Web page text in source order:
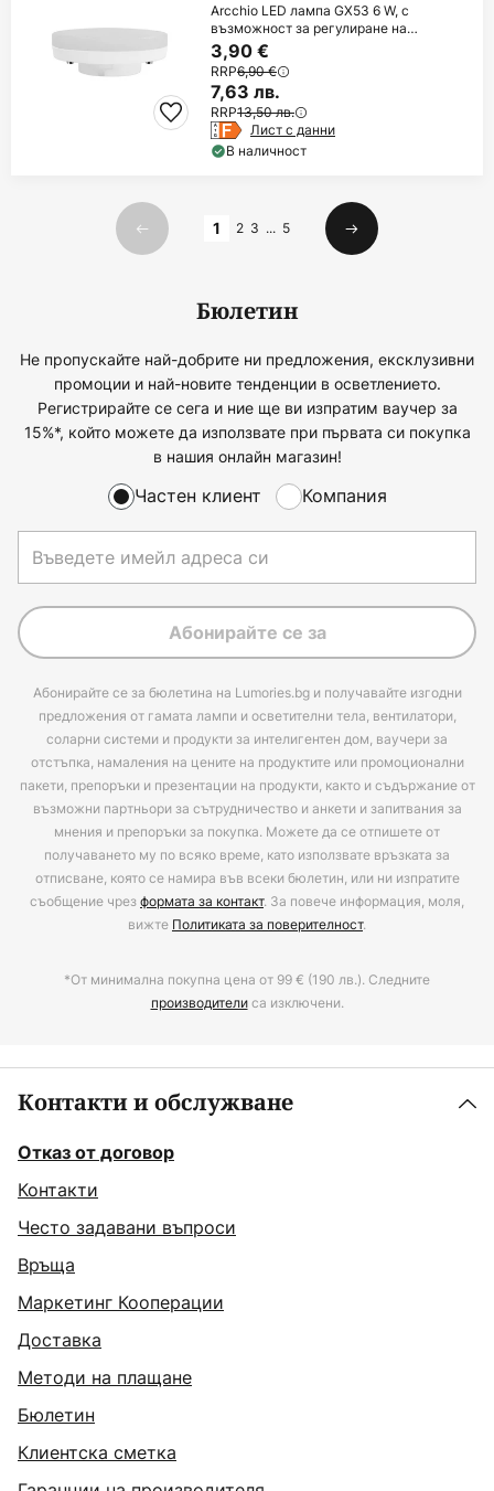
Arcchio LED лампа GX53 6 W, с
възможност за регулиране на
яркостта, 3000 K, Ø
3,90 €
RRP6,90 €
7,63 лв.
RRP13,50 лв.
Лист с данни
В наличност
Предишна
1 2 3 ... 5
Следваща
Бюлетин
Не пропускайте най-добрите ни предложения, ексклузивни
промоции и най-новите тенденции в осветлението.
Регистрирайте се сега и ние ще ви изпратим ваучер за
15%*, който можете да използвате при първата си покупка
в нашия онлайн магазин!
Частен клиент Компания
Абонирайте се за
Абонирайте се за бюлетина на Lumories.bg и получавайте изгодни
предложения от гамата лампи и осветителни тела, вентилатори,
соларни системи и продукти за интелигентен дом, ваучери за
отстъпка, намаления на цените на продуктите или промоционални
пакети, препоръки и презентации на продукти, както и съдържание от
възможни партньори за сътрудничество и анкети и запитвания за
мнения и препоръки за покупка. Можете да се отпишете от
получаването му по всяко време, като използвате връзката за
отписване, която се намира във всеки бюлетин, или ни изпратите
съобщение чрезформата за контакт. За повече информация, моля,
вижте Политиката за поверителност.
*От минимална покупна цена от 99 € (190 лв.). Следните
производителиса изключени.
Контакти и обслужване
Отказ от договор
Контакти
Често задавани въпроси
Връща
Маркетинг Кооперации
Доставка
Методи на плащане
Бюлетин
Клиентска сметка